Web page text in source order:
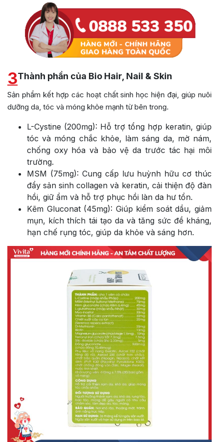
3Thành phần của Bio Hair, Nail & Skin
Sản phẩm kết hợp các hoạt chất sinh học hiện đại, giúp nuôi
dưỡng da, tóc và móng khỏe mạnh từ bên trong.
L-Cystine (200mg): Hỗ trợ tổng hợp keratin, giúp
tóc và móng chắc khỏe, làm sáng da, mờ nám,
chống oxy hóa và bảo vệ da trước tác hại môi
trường.
MSM (75mg): Cung cấp lưu huỳnh hữu cơ thúc
đẩy sản sinh collagen và keratin, cải thiện độ đàn
hồi, giữ ẩm và hỗ trợ phục hồi làn da hư tổn.
Kẽm Gluconat (45mg): Giúp kiểm soát dầu, giảm
mụn, kích thích tái tạo da và tăng sức đề kháng,
hạn chế rụng tóc, giúp da khỏe và sáng hơn.